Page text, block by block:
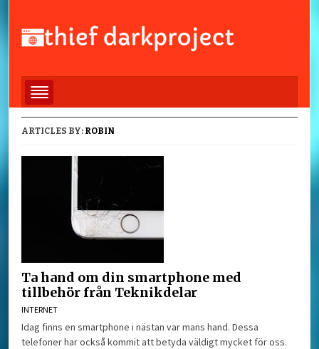
ARTICLES BY: ROBIN
Ta hand om din smartphone med
tillbehör från Teknikdelar
INTERNET
Idag finns en smartphone i nästan var mans hand. Dessa
telefoner har också kommit att betyda väldigt mycket för oss.